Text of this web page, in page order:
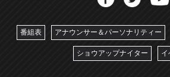
番組表 アナウンサー＆パーソナリティー
ショウアップナイター イ